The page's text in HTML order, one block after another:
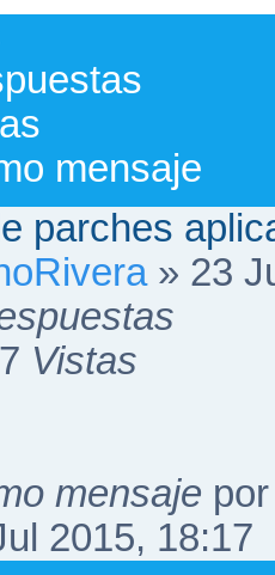
mensaje
parches
» 23
Vistas
mensaje
2015, 18:17